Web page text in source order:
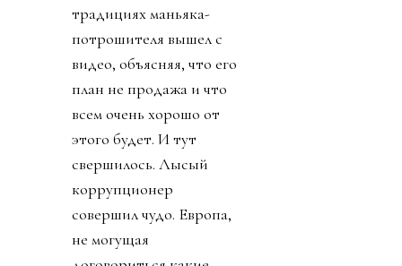
традициях маньяка-
потрошителя вышел с
видео, объясняя, что его
план не продажа и что
всем очень хорошо от
этого будет. И тут
свершилось. Лысый
коррупционер
совершил чудо. Европа,
не могущая